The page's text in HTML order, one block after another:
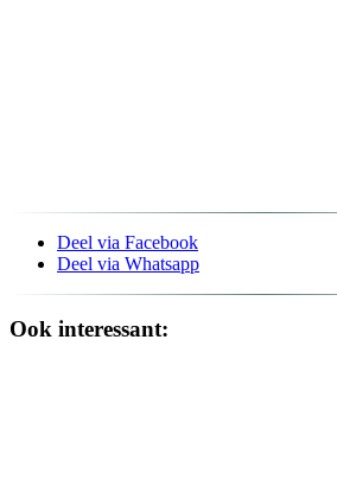
Deel via Facebook
Deel via Whatsapp
Ook interessant: